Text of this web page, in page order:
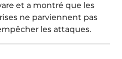
et a montré que les
ne parviennent pas
les attaques.